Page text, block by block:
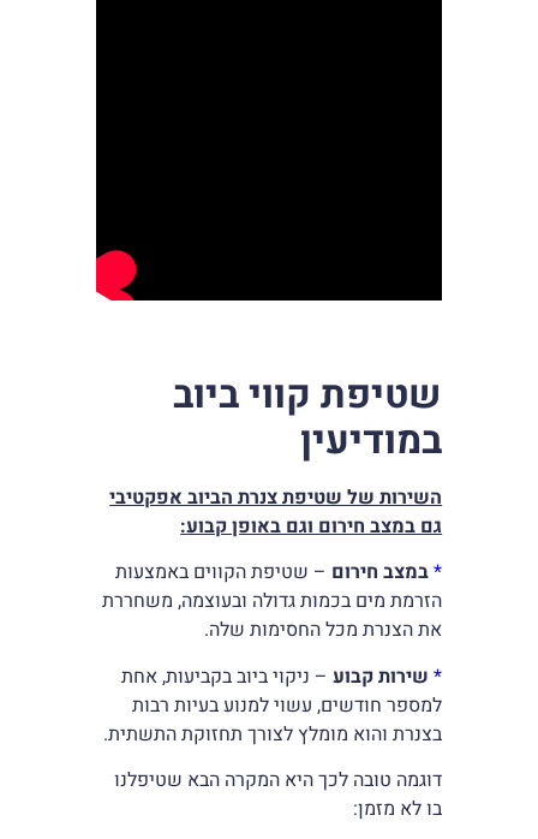
שטיפת קווי ביוב
במודיעין
השירות של שטיפת צנרת הביוב אפקטיבי
גם במצב חירום וגם באופן קבוע:
*במצב חירום – שטיפת הקווים באמצעות
הזרמת מים בכמות גדולה ובעוצמה, משחררת
את הצנרת מכל החסימות שלה.
* שירות קבוע– ניקוי ביוב בקביעות, אחת
למספר חודשים, עשוי למנוע בעיות רבות
בצנרת והוא מומלץ לצורך תחזוקת התשתית.
דוגמה טובה לכך היא המקרה הבא שטיפלנו
בו לא מזמן: